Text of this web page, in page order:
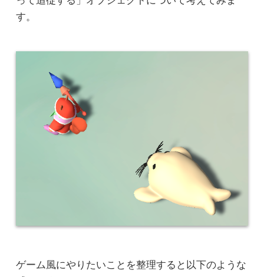
す。
ゲーム風にやりたいことを整理すると以下のような